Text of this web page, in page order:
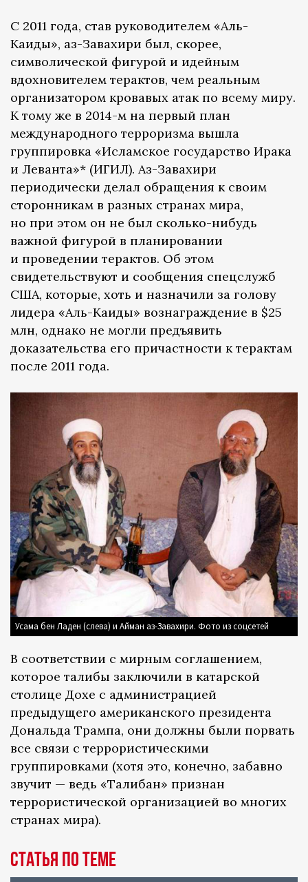
С 2011 года, став руководителем «Аль-
Каиды», аз-Завахири был, скорее,
символической фигурой и идейным
вдохновителем терактов, чем реальным
организатором кровавых атак по всему миру.
К тому же в 2014-м на первый план
международного терроризма вышла
группировка «Исламское государство Ирака
и Леванта»* (ИГИЛ). Аз-Завахири
периодически делал обращения к своим
сторонникам в разных странах мира,
но при этом он не был сколько-нибудь
важной фигурой в планировании
и проведении терактов. Об этом
свидетельствуют и сообщения спецслужб
США, которые, хоть и назначили за голову
лидера «Аль-Каиды» вознаграждение в $25
млн, однако не могли предъявить
доказательства его причастности к терактам
после 2011 года.
Усама бен Ладен (слева) и Айман аз-Завахири. Фото из соцсетей
В соответствии с мирным соглашением,
которое талибы заключили в катарской
столице Дохе с администрацией
предыдущего американского президента
Дональда Трампа, они должны были порвать
все связи с террористическими
группировками (хотя это, конечно, забавно
звучит — ведь «Талибан» признан
террористической организацией во многих
странах мира).
Статья по теме